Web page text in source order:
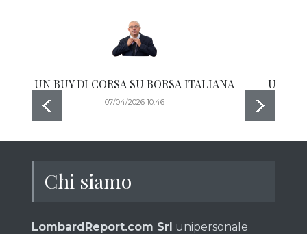
UN BUY DI CORSA SU BORSA ITALIANA
07/04/2026 10:46
Un
Chi siamo
LombardReport.com Srl unipersonale